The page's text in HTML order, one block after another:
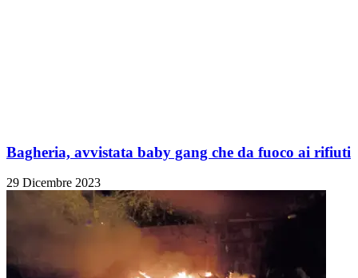
Bagheria, avvistata baby gang che da fuoco ai rifiuti
29 Dicembre 2023